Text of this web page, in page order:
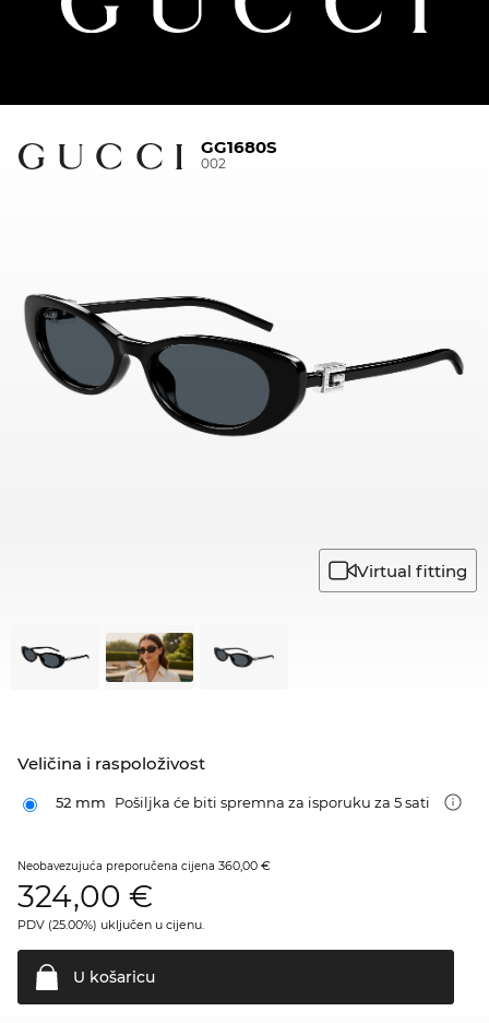
GG1680S
002
Virtual fitting
Veličina i raspoloživost
52 mm Pošiljka će biti spremna za isporuku za 5 sati
Neobavezujuća preporučena cijena 360,00 €
324,00 €
PDV (25.00%) uključen u cijenu.
U košaricu